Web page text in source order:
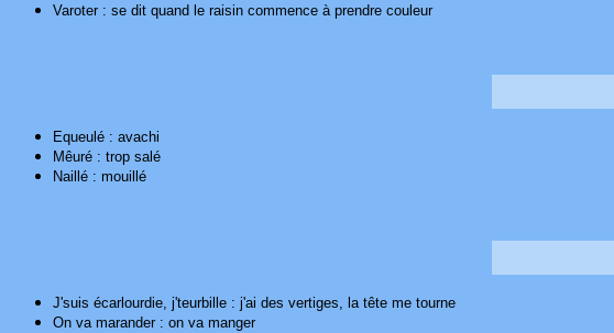
Varoter : se dit quand le raisin commence à prendre couleur
Equeulé : avachi
Mêuré : trop salé
Naillé : mouillé
J'suis écarlourdie, j'teurbille : j'ai des vertiges, la tête me tourne
On va marander : on va manger